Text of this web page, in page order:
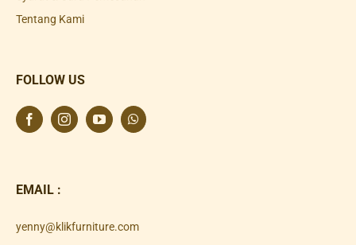
Tentang Kami
FOLLOW US
EMAIL :
yenny@klikfurniture.com